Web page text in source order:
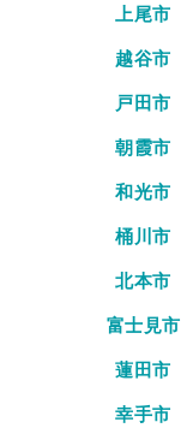
上尾市
越谷市
戸田市
朝霞市
和光市
桶川市
北本市
富士見市
蓮田市
幸手市